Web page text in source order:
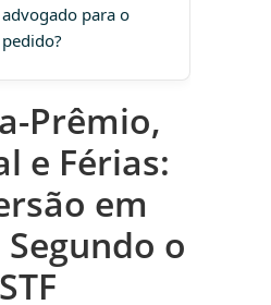
advogado para o
pedido?
Prêmio,
e Férias:
em
o
STF